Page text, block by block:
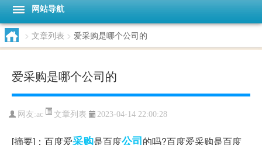
网站导航
> 文章列表 > 爱采购是哪个公司的
爱采购是哪个公司的
网友:ac 文章列表 2023-04-14 22:00:28
[摘要]：百度爱采购是百度公司的吗?百度爱采购是百度